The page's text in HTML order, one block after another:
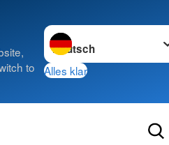
to
Sprache wechseln zu
Alles klar